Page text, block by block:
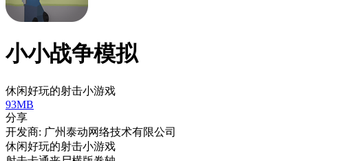
小小战争模拟
休闲好玩的射击小游戏
93MB
分享
开发商: 广州泰动网络技术有限公司
休闲好玩的射击小游戏